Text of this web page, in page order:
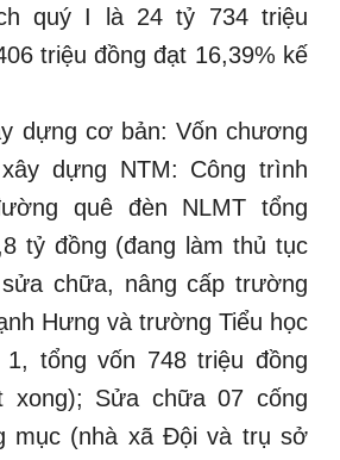
quý I là 24 tỷ 734 triệu
triệu đồng đạt 16,39% kế
dựng cơ bản: Vốn chương
dựng NTM: Công trình
quê đèn NLMT tổng
tỷ đồng (đang làm thủ tục
chữa, nâng cấp trường
Hưng và trường Tiểu học
1, tổng vốn 748 triệu đồng
xong); Sửa chữa 07 cống
mục (nhà xã Đội và trụ sở